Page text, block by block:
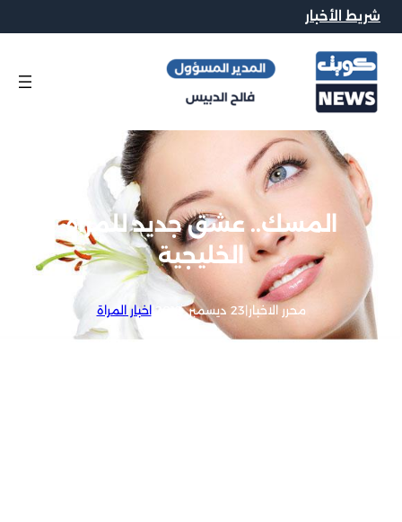
شريط الأخبار
المسك.. عشق جديد للمرأة
الخليجية
محرر الاخبار|23 ديسمبر, 2012 |اخبار المراة